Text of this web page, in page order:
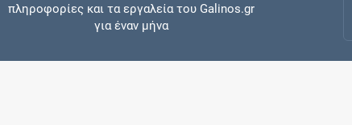
πληροφορίες και τα εργαλεία του Galinos.gr
για έναν μήνα